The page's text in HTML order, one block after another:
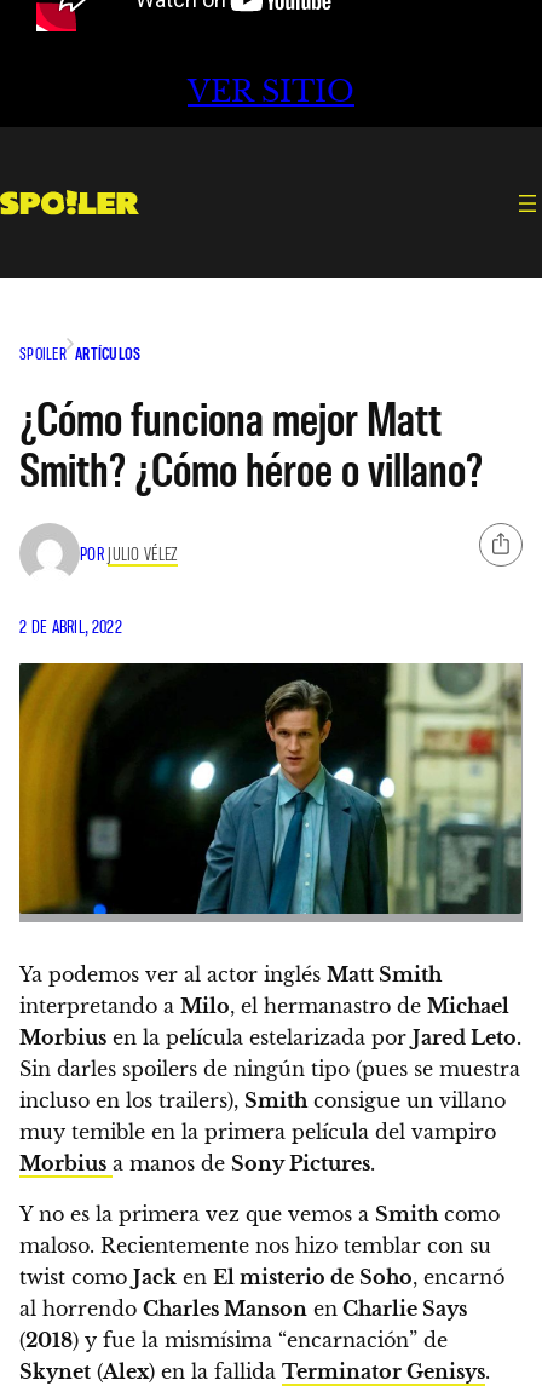
VER SITIO
SPOILER ARTÍCULOS
¿Cómo funciona mejor Matt
Smith? ¿Cómo héroe o villano?
POR JULIO VÉLEZ
2 DE ABRIL, 2022
Ya podemos ver al actor inglés Matt Smith
interpretando a Milo, el hermanastro de Michael
Morbius en la película estelarizada por Jared Leto.
Sin darles spoilers de ningún tipo (pues se muestra
incluso en los trailers), Smithconsigue un villano
muy temible en la primera película del vampiro
Morbius a manos de Sony Pictures.
Y no es la primera vez que vemos a Smithcomo
maloso. Recientemente nos hizo temblar con su
twist como Jack en El misterio de Soho, encarnó
al horrendo Charles Manson en Charlie Says
(2018) y fue la mismísima “encarnación” de
Skynet (Alex) en la fallida Terminator Genisys.